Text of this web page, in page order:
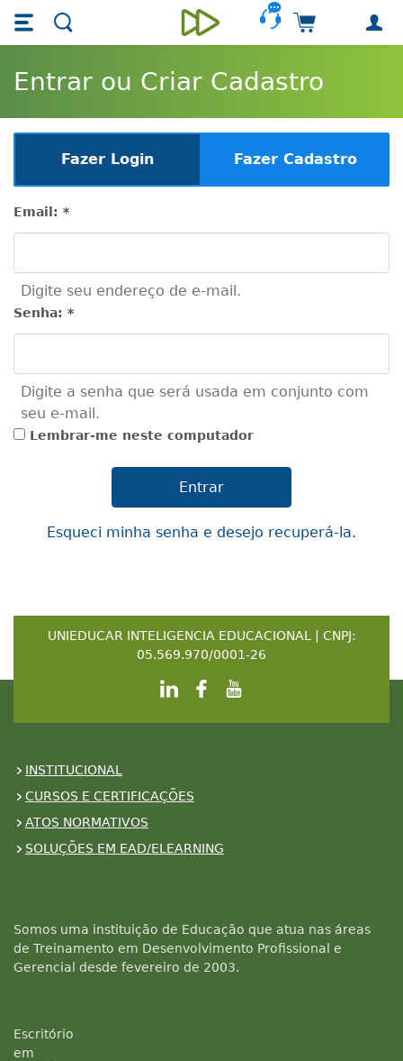
Skip main navigation
Skip to main content
Unieducar
Carrinho de
Entrar ou Criar Cadastro
Fazer Login Fazer Cadastro
Email: *
Digite seu endereço de e-mail.
Senha: *
Digite a senha que será usada em conjunto com
seu e-mail.
Lembrar-me neste computador
Esqueci minha senha e desejo recuperá-la.
UNIEDUCAR INTELIGENCIA EDUCACIONAL | CNPJ:
05.569.970/0001-26
INSTITUCIONAL
CURSOS E CERTIFICAÇÕES
ATOS NORMATIVOS
SOLUÇÕES EM EAD/ELEARNING
Somos uma instituição de Educação que atua nas áreas
de Treinamento em Desenvolvimento Profissional e
Gerencial desde fevereiro de 2003.
Escritório
em